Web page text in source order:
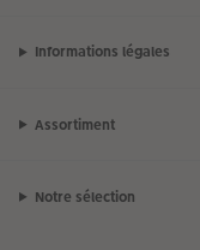
Informations légales
Assortiment
Notre sélection